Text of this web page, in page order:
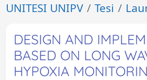
UNITESI UNIPV Tesi
DESIGN AND
BASED ON LONG
HYPOXIA